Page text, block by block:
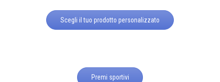
Scegli il tuo prodotto personalizzato
Premi sportivi